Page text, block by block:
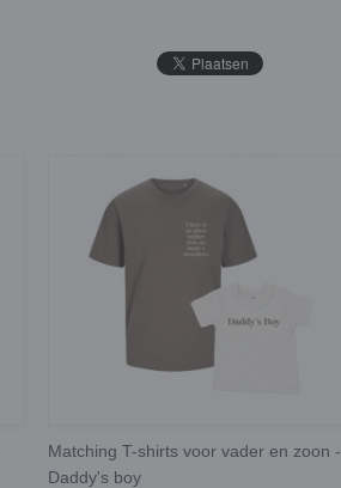
Matching T-shirts voor vader en zoon -
Daddy's boy